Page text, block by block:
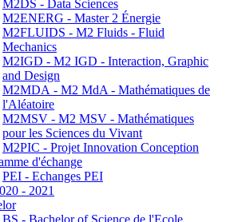
M2DS - Data Sciences
M2ENERG - Master 2 Énergie
M2FLUIDS - M2 Fluids - Fluid
Mechanics
M2IGD - M2 IGD - Interaction, Graphic
and Design
M2MDA - M2 MdA - Mathématiques de
l'Aléatoire
M2MSV - M2 MSV - Mathématiques
pour les Sciences du Vivant
M2PIC - Projet Innovation Conception
d'échange
PEI - Echanges PEI
- 2021
BS - Bachelor of Science de l'Ecole